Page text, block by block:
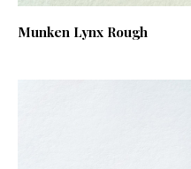
Munken Lynx Rough